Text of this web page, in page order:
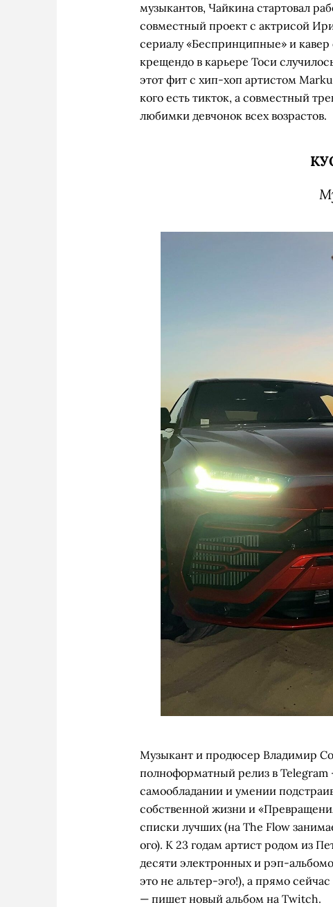
музыкантов, Чайкина стартовал
совместный проект с актрисой
сериалу «Беспринципные» и
крещендо в карьере Тоси
этот фит с хип-хоп артистом
кого есть тикток, а совместный
любимки девчонок всех возрастов.
Музыкант и продюсер Владимир
полноформатный релиз в Telegram
самообладании и умении
собственной жизни и
списки лучших (на The Flow
ого). К 23 годам артист родом из
десяти электронных и рэп-
это не альтер-эго!), а прямо
— пишет новый альбом на Twitch.